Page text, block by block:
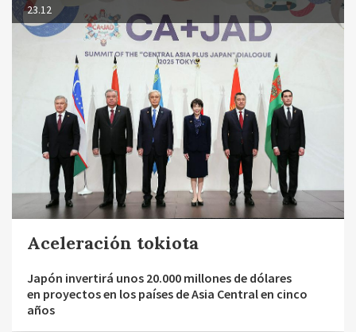
23.12
Aceleración tokiota
Japón invertirá unos 20.000 millones de dólares
en proyectos en los países de Asia Central en cinco
años